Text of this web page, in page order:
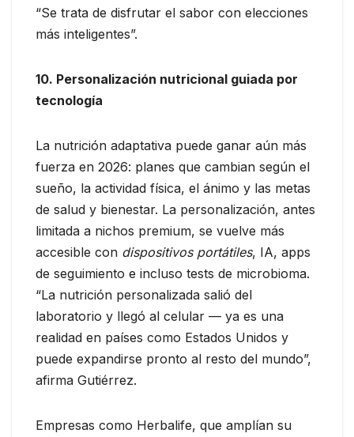
“Se trata de disfrutar el sabor con elecciones
más inteligentes”.
10. Personalización nutricional guiada por
tecnología
La nutrición adaptativa puede ganar aún más
fuerza en 2026: planes que cambian según el
sueño, la actividad física, el ánimo y las metas
de salud y bienestar. La personalización, antes
limitada a nichos premium, se vuelve más
accesible con dispositivos portátiles, IA, apps
de seguimiento e incluso tests de microbioma.
“La nutrición personalizada salió del
laboratorio y llegó al celular — ya es una
realidad en países como Estados Unidos y
puede expandirse pronto al resto del mundo”,
afirma Gutiérrez.
Empresas como Herbalife, que amplían su